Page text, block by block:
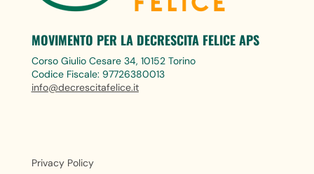
MOVIMENTO PER LA DECRESCITA FELICE APS
Corso Giulio Cesare 34, 10152 Torino
Codice Fiscale: 97726380013
info@decrescitafelice.it
Privacy Policy